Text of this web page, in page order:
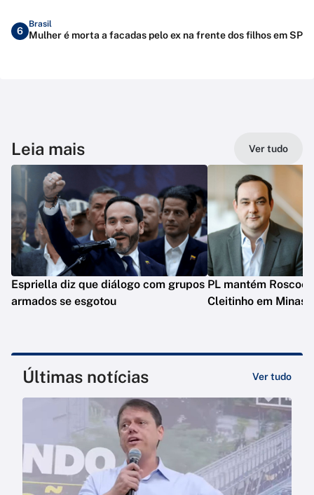
6
Brasil
Mulher é morta a facadas pelo ex na frente dos filhos em SP
Leia mais Ver tudo
Espriella diz que diálogo com grupos
armados se esgotou
PL mantém Roscoe
Cleitinho em Minas
Últimas notícias Ver tudo